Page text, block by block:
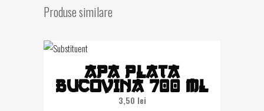
Produse similare
APA PLATA
BUCOVINA 700 ML
3,50 lei